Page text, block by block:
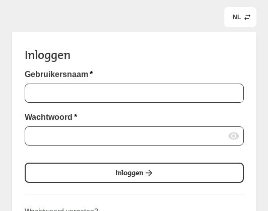
NL
Inloggen
Gebruikersnaam *
Wachtwoord *
Inloggen